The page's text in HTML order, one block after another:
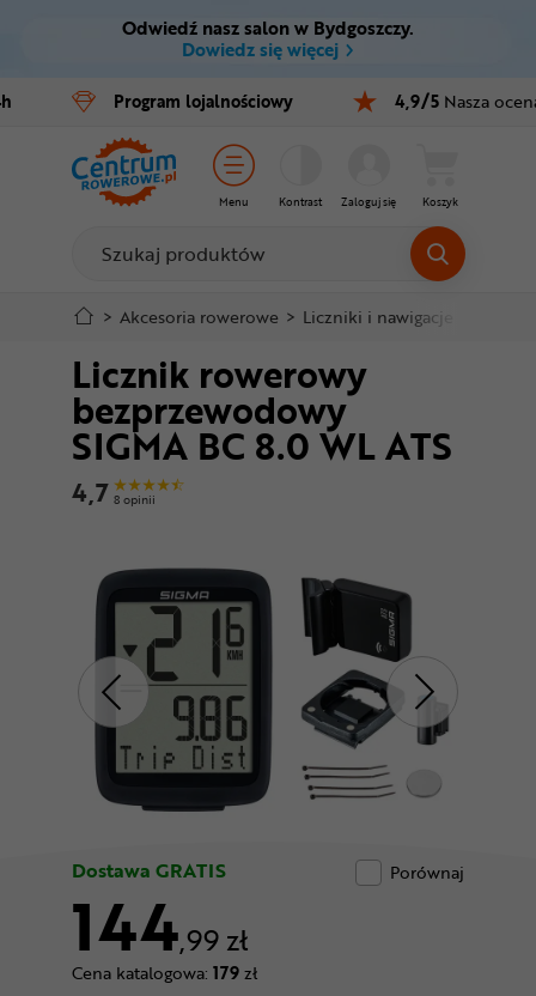
Ctrl M
Menu główne
Informacje o produkcie
Do koszyka
Szczegółowe informacje
Stopka
Mapa strony
Odwiedź nasz salon w Bydgoszczy.
Dowiedz się więcej
Program lojalnościowy 4,9/5 Nasza
Menu Kontrast Zaloguj się Koszyk
Rowery
E-bike
Części
Akcesoria
Odzież
Kaski
Buty
Warsztat
Nowości
Superoferta
> Akcesoria rowerowe > Liczniki i nawigacje GPS
Licznik rowerowy
bezprzewodowy
SIGMA BC 8.0 WL ATS
4,7 8 opinii
Dostawa GRATIS Porównaj
144,99 zł
Cena katalogowa: 179zł